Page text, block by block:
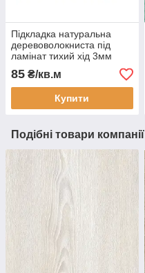
Підкладка натуральна
деревоволокниста під
ламінат тихий хід 3мм
85 ₴/кв.м
Купити
Подібні товари компанії